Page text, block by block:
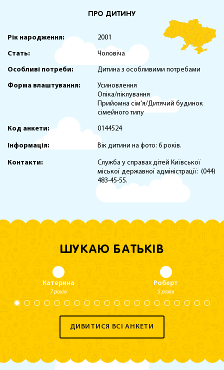
ПРО ДИТИНУ
Рік народження: 2001
Стать: Чоловіча
Особливі потреби: Дитина з особливими потребами
Форма влаштування:
Усиновлення
Опіка/піклування
Прийомна сім'я/Дитячий будинок
сімейного типу
Код анкети: 0144524
Інформація: Вік дитини на фото: 6 років.
Контакти:
Служба у справах дітей Київської
міської державної адміністрації: (044)
483-45-55.
ШУКАЮ БАТЬКІВ
Катерина
7 років
Роберт
5 років
ДИВИТИСЯ ВСІ АНКЕТИ